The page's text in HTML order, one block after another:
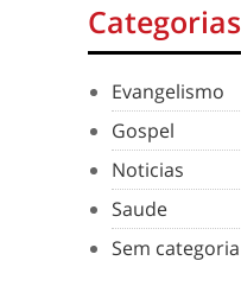
Categorias
Evangelismo
Gospel
Noticias
Saude
Sem categoria